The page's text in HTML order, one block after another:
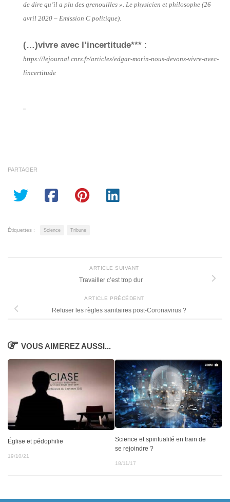
de dire qu’il a plu des grenouilles ». Le physicien et philosophe (26
avril 2020 – Emission C politique).
(…)vivre avec l’incertitude*** :
https://lejournal.cnrs.fr/articles/edgar-morin-nous-devons-vivre-avec-
lincertitude
PARTAGER
Étiquettes : Science Tribune
ARTICLE SUIVANT
Travailler c’est trop dur
ARTICLE PRÉCÉDENT
Refuser les règles sanitaires post-Coronavirus ?
VOUS AIMEREZ AUSSI...
Église et pédophilie
19/10/21
Science et spiritualité en train de
se rejoindre ?
18/11/17